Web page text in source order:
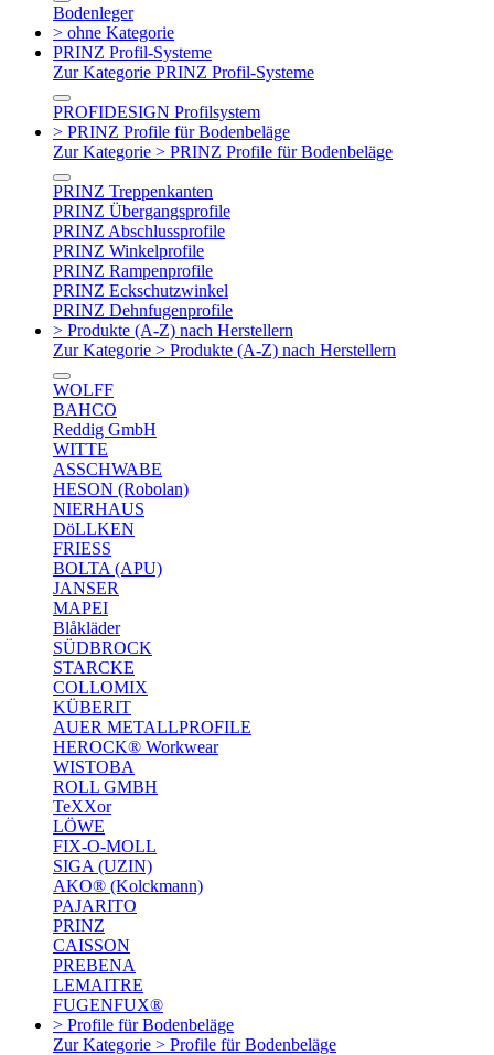
Bodenleger
> ohne Kategorie
PRINZ Profil-Systeme
Zur Kategorie PRINZ Profil-Systeme
PROFIDESIGN Profilsystem
> PRINZ Profile für Bodenbeläge
Zur Kategorie > PRINZ Profile für Bodenbeläge
PRINZ Treppenkanten
PRINZ Übergangsprofile
PRINZ Abschlussprofile
PRINZ Winkelprofile
PRINZ Rampenprofile
PRINZ Eckschutzwinkel
PRINZ Dehnfugenprofile
> Produkte (A-Z) nach Herstellern
Zur Kategorie > Produkte (A-Z) nach Herstellern
WOLFF
BAHCO
Reddig GmbH
WITTE
ASSCHWABE
HESON (Robolan)
NIERHAUS
DöLLKEN
FRIESS
BOLTA (APU)
JANSER
MAPEI
Blåkläder
SÜDBROCK
STARCKE
COLLOMIX
KÜBERIT
AUER METALLPROFILE
HEROCK® Workwear
WISTOBA
ROLL GMBH
TeXXor
LÖWE
FIX-O-MOLL
SIGA (UZIN)
AKO® (Kolckmann)
PAJARITO
PRINZ
CAISSON
PREBENA
LEMAITRE
FUGENFUX®
> Profile für Bodenbeläge
Zur Kategorie > Profile für Bodenbeläge